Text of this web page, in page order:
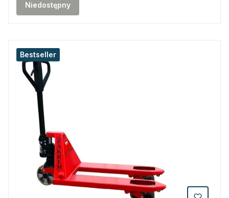
Niedostępny
Bestseller